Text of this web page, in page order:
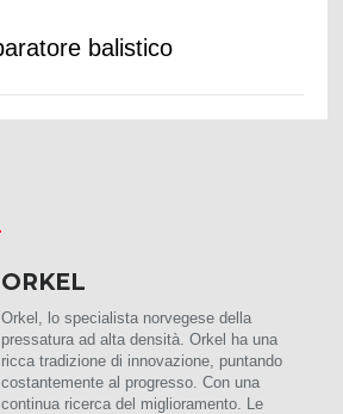
ORKEL
Orkel, lo specialista norvegese della
pressatura ad alta densità. Orkel ha una
ricca tradizione di innovazione, puntando
costantemente al progresso. Con una
continua ricerca del miglioramento. Le